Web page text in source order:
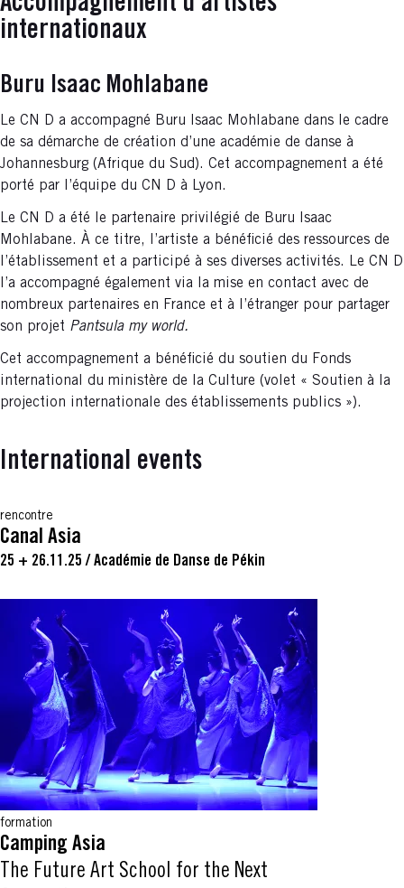
internationaux
Buru Isaac Mohlabane
Le CN D a accompagné Buru Isaac Mohlabane dans le cadre
de sa démarche de création d’une académie de danse à
Johannesburg (Afrique du Sud). Cet accompagnement a été
porté par l’équipe du CN D à Lyon.
Le CN D a été le partenaire privilégié de Buru Isaac
Mohlabane. À ce titre, l’artiste a bénéficié des ressources de
l’établissement et a participé à ses diverses activités. Le CN D
l’a accompagné également via la mise en contact avec de
nombreux partenaires en France et à l’étranger pour partager
son projet Pantsula my world.
Cet accompagnement a bénéficié du soutien du Fonds
international du ministère de la Culture (volet « Soutien à la
projection internationale des établissements publics »).
International events
rencontre
Canal Asia
25 + 26.11.25 / Académie de Danse de Pékin
formation
Camping Asia
The Future Art School for the Next